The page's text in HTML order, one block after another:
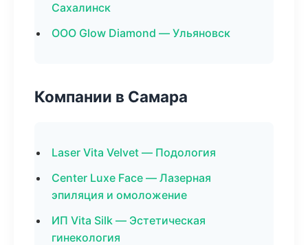
Сахалинск
ООО Glow Diamond — Ульяновск
Компании в Самара
Laser Vita Velvet — Подология
Center Luxe Face — Лазерная
эпиляция и омоложение
ИП Vita Silk — Эстетическая
гинекология